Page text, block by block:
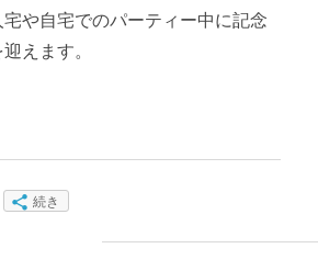
や自宅でのパーティー中に記念
えます。
ト6選 ～観光でも参加したい！～” の
続き